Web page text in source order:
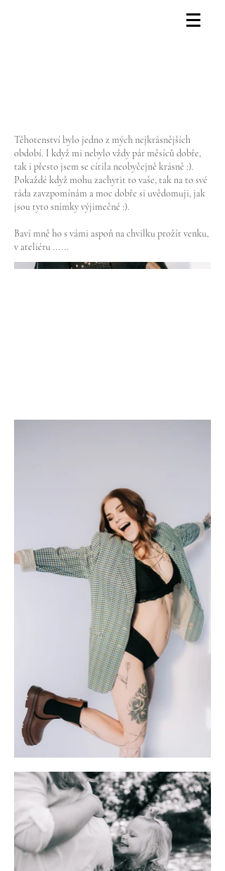
Těhotenství bylo jedno z mých nejkrásnějších
období. I když mi nebylo vždy pár měsíců dobře,
tak i přesto jsem se cítila neobyčejně krásně :).
Pokaždé když mohu zachytit to vaše, tak na to své
ráda zavzpomínám a moc dobře si uvědomuji, jak
jsou tyto snímky výjimečné :).
Baví mně ho s vámi aspoň na chvilku prožít venku,
v ateliéru ......